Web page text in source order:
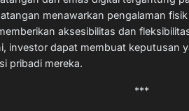
menawarkan pengalaman
aksesibilitas dan
investor dapat membuat keputusan
pribadi mereka.
***